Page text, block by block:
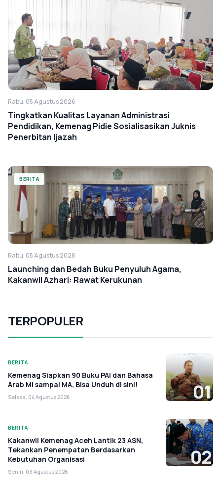
Rabu, 05 Agustus 2026
Tingkatkan Kualitas Layanan Administrasi
Pendidikan, Kemenag Pidie Sosialisasikan Juknis
Penerbitan Ijazah
BERITA
Rabu, 05 Agustus 2026
Launching dan Bedah Buku Penyuluh Agama,
Kakanwil Azhari: Rawat Kerukunan
TERPOPULER
BERITA
Kemenag Siapkan 90 Buku PAI dan Bahasa
Arab MI sampai MA, Bisa Unduh di sini!
Selasa, 04 Agustus 2026 01
BERITA
Kakanwil Kemenag Aceh Lantik 23 ASN,
Tekankan Penempatan Berdasarkan
Kebutuhan Organisasi
Senin, 03 Agustus 2026
02